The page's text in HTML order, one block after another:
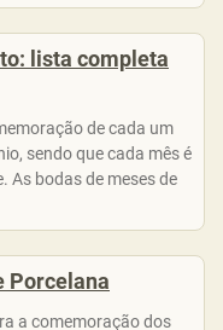
lista completa
de cada um
sendo que cada mês é
As bodas de meses de
Porcelana
a comemoração dos